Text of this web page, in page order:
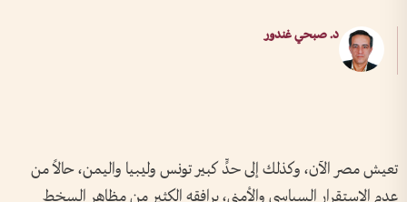
د. صبحي غندور
تعيش مصر الآن، وكذلك إلى حدٍّ كبير تونس وليبيا واليمن، حالاً من
عدم الاستقرار السياسي والأمني، يرافقه الكثير من مظاهر السخط